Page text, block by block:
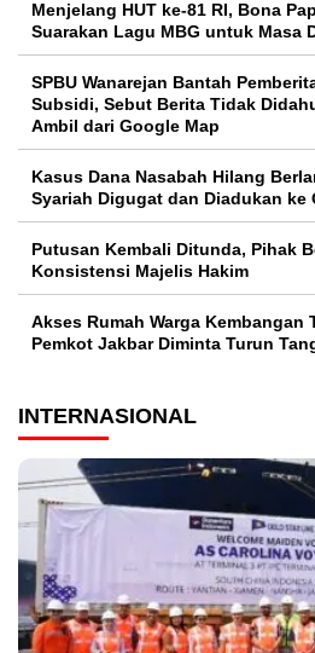
Menjelang HUT ke-81 RI, Bona
Suarakan Lagu MBG untuk Masa
SPBU Wanarejan Bantah
Subsidi, Sebut Berita Tidak
Ambil dari Google Map
Kasus Dana Nasabah Hilang
Syariah Digugat dan Diadukan ke
Putusan Kembali Ditunda, Pihak
Konsistensi Majelis Hakim
Akses Rumah Warga Kembangan
Pemkot Jakbar Diminta Turun
INTERNASIONAL